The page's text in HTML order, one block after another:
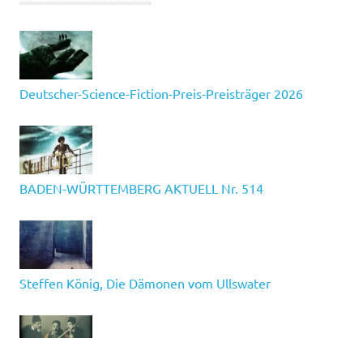
Deutscher-Science-Fiction-Preis-Preisträger 2026
BADEN-WÜRTTEMBERG AKTUELL Nr. 514
Steffen König, Die Dämonen vom Ullswater